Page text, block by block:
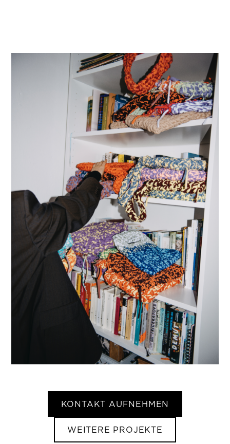
KONTAKT AUFNEHMEN
WEITERE PROJEKTE